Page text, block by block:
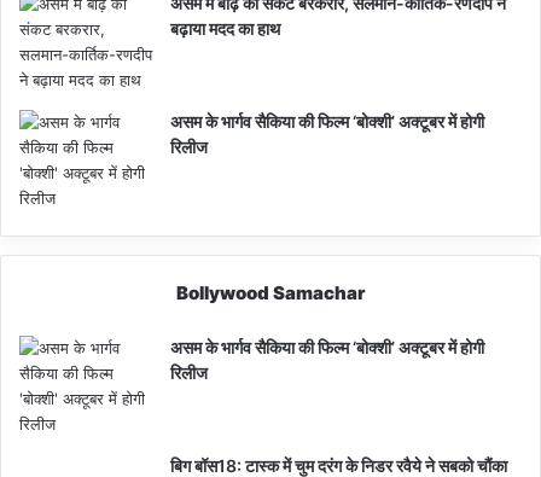
बढ़ाया मदद का हाथ
असम के भार्गव सैकिया की फिल्म ‘बोक्शी’ अक्टूबर में होगी
रिलीज
Bollywood Samachar
असम के भार्गव सैकिया की फिल्म ‘बोक्शी’ अक्टूबर में होगी
रिलीज
बिग बॉस18: टास्क में चुम दरंग के निडर रवैये ने सबको चौंका